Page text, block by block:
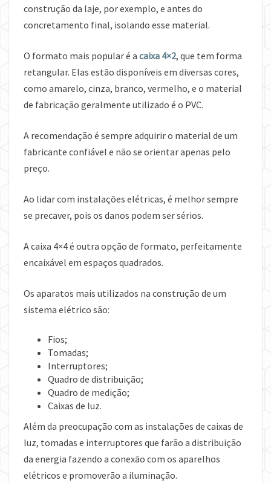
construção da laje, por exemplo, e antes do
concretamento final, isolando esse material.
O formato mais popular é a caixa 4×2, que tem forma
retangular. Elas estão disponíveis em diversas cores,
como amarelo, cinza, branco, vermelho, e o material
de fabricação geralmente utilizado é o PVC.
A recomendação é sempre adquirir o material de um
fabricante confiável e não se orientar apenas pelo
preço.
Ao lidar com instalações elétricas, é melhor sempre
se precaver, pois os danos podem ser sérios.
A caixa 4×4 é outra opção de formato, perfeitamente
encaixável em espaços quadrados.
Os aparatos mais utilizados na construção de um
sistema elétrico são:
Fios;
Tomadas;
Interruptores;
Quadro de distribuição;
Quadro de medição;
Caixas de luz.
Além da preocupação com as instalações de caixas de
luz, tomadas e interruptores que farão a distribuição
da energia fazendo a conexão com os aparelhos
elétricos e promoverão a iluminação.